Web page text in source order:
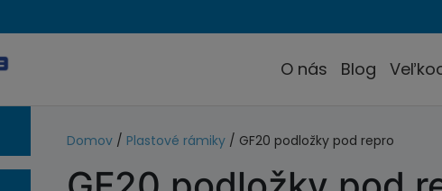
O nás Blog
Domov / Plastové rámiky / GF20 podložky pod repro